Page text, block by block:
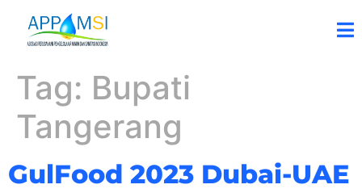
Tag: Bupati
Tangerang
GulFood 2023 Dubai-UAE